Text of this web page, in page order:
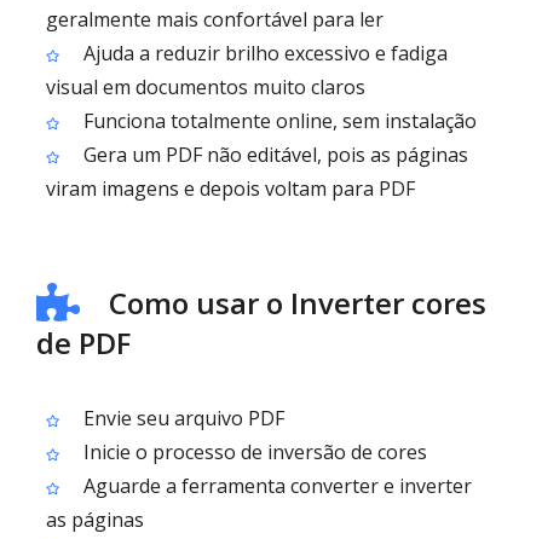
geralmente mais confortável para ler
Ajuda a reduzir brilho excessivo e fadiga
visual em documentos muito claros
Funciona totalmente online, sem instalação
Gera um PDF não editável, pois as páginas
viram imagens e depois voltam para PDF
Como usar o Inverter cores
de PDF
Envie seu arquivo PDF
Inicie o processo de inversão de cores
Aguarde a ferramenta converter e inverter
as páginas